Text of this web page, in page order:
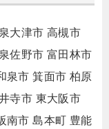
泉大津市 高槻市
泉佐野市 富田林市
泉市 箕面市 柏原
寺市 東大阪市
南市 島本町 豊能